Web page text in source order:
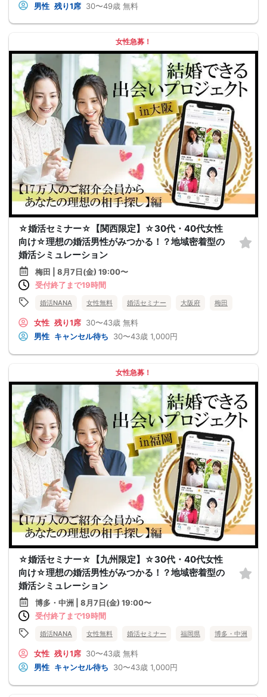
男性 残り1席 30〜49歳 無料
女性急募！
☆婚活セミナー☆【関西限定】☆30代・40代女性
向け☆理想の婚活男性がみつかる！？地域密着型の
婚活シミュレーション
梅田 | 8月7日(金) 19:00〜
受付終了まで19時間
婚活NANA 女性無料 婚活セミナー 大阪府 梅田
女性 残り1席 30〜43歳 無料
男性 キャンセル待ち 30〜43歳 1,000円
女性急募！
☆婚活セミナー☆【九州限定】☆30代・40代女性
向け☆理想の婚活男性がみつかる！？地域密着型の
婚活シミュレーション
博多・中洲 | 8月7日(金) 19:00〜
受付終了まで19時間
婚活NANA 女性無料 婚活セミナー 福岡県 博多・中洲
女性 残り1席 30〜43歳 無料
男性 キャンセル待ち 30〜43歳 1,000円